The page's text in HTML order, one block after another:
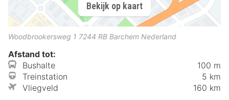
Bekijk op kaart
Woodbrookersweg 1 7244 RB Barchem Nederland
Afstand tot:
Bushalte
100 m
Treinstation
5 km
Vliegveld
160 km